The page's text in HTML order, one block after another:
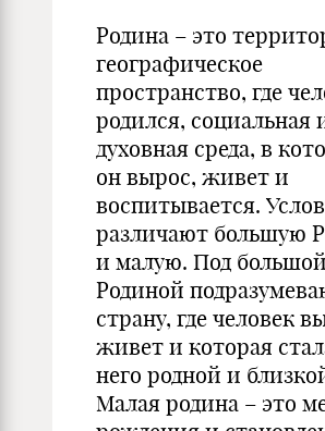
Родина – это
географическое
пространство, где
родился, социальная
духовная среда, в
он вырос, живет и
воспитывается.
различают большую
и малую. Под большой
Родиной
страну, где человек
живет и которая
него родной и
Малая родина – это